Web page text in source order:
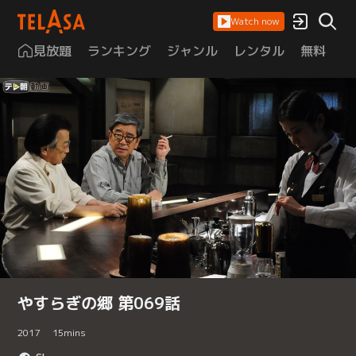
Watch now
見放題 ランキング ジャンル レンタル 無料
やすらぎの郷 第069話
2017 15mins